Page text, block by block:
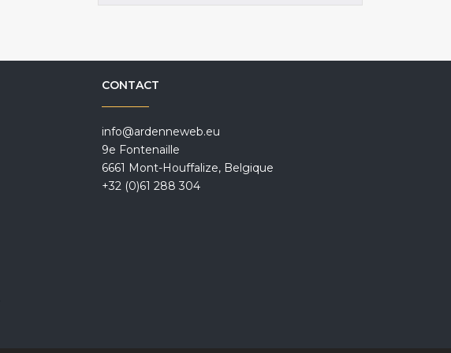
CONTACT
info@ardenneweb.eu
9e Fontenaille
6661 Mont-Houffalize, Belgique
+32 (0)61 288 304